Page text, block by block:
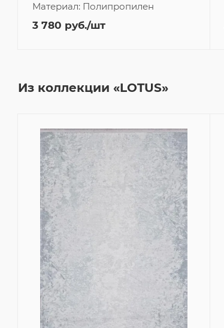
Материал: Полипропилен
3 780 руб./шт
Из коллекции «LOTUS»